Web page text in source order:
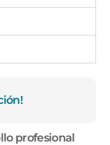
profesional